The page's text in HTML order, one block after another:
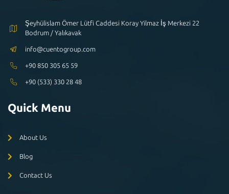
Şeyhülislam Ömer Lütfi Caddesi Koray Yilmaz İş Merkezi 22
Bodrum / Yalıkavak
info@cuentogroup.com
+90 850 305 65 59
+90 (533) 330 28 48
Quick Menu
About Us
Blog
Contact Us